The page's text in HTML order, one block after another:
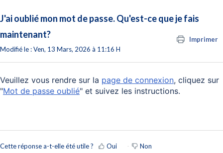
J'ai oublié mon mot de passe. Qu'est-ce que je fais
maintenant?
Imprimer
Modifié le : Ven, 13 Mars, 2026 à 11:16 H
Veuillez vous rendre sur la page de connexion, cliquez sur
"Mot de passe oublié" et suivez les instructions.
Cette réponse a-t-elle été utile ? Oui Non